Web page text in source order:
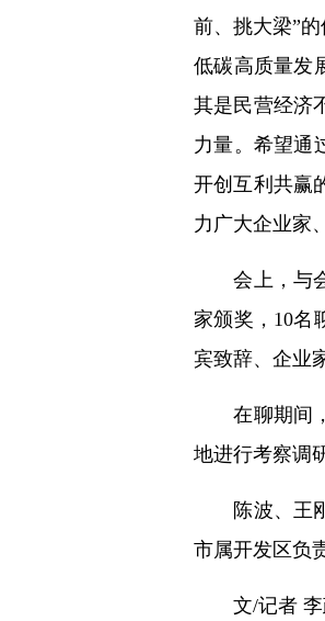
前、挑大梁”
低碳高质量发
其是民营经济
力量。希望通
开创互利共赢
力广大企业家
会上，与会
家颁奖，10名
宾致辞、企业
在聊期间，
地进行考察调
陈波、王刚
市属开发区负
文/记者 李